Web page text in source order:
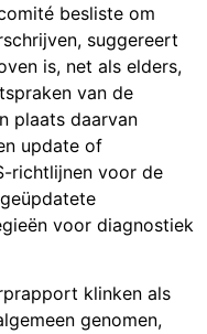
besliste om
suggereert
is, net als elders,
van de
plaats daarvan
update of
richtlijnen voor de
voor diagnostiek
klinken als
genomen,